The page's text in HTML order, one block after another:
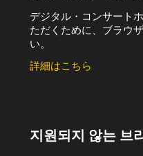
デジタル・コンサート
ただくために、ブラウ
い。
詳細はこちら
지원되지 않는 브